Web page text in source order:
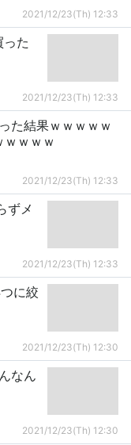
2021/12/23(Th) 12:33
た
2021/12/23(Th) 12:33
た結果ｗｗｗｗｗ
ｗｗｗ
2021/12/23(Th) 12:33
ずメ
2021/12/23(Th) 12:33
に絞
2021/12/23(Th) 12:30
なん
2021/12/23(Th) 12:30